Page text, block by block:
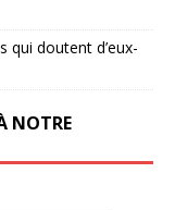
qui doutent d’eux-
NOTRE